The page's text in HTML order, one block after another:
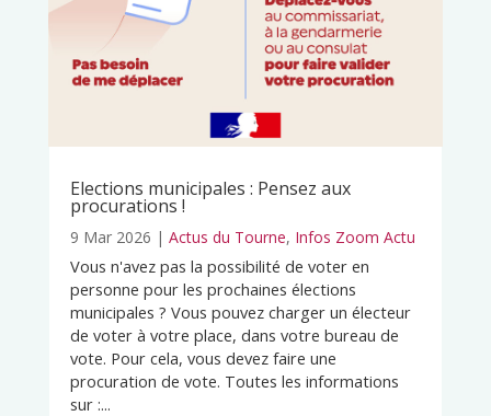
Elections municipales : Pensez aux
procurations !
9 Mar 2026 | Actus du Tourne, Infos Zoom Actu
Vous n'avez pas la possibilité de voter en
personne pour les prochaines élections
municipales ? Vous pouvez charger un électeur
de voter à votre place, dans votre bureau de
vote. Pour cela, vous devez faire une
procuration de vote. Toutes les informations
sur :...